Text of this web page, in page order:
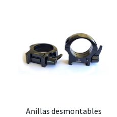
Anillas desmontables